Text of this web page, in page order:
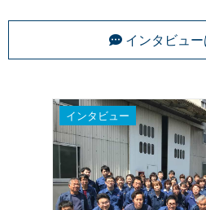
インタビュ
インタビュー